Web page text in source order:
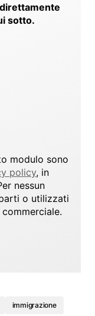
sotto.
modulo sono
policy, in
nessun
o utilizzati
immigrazione